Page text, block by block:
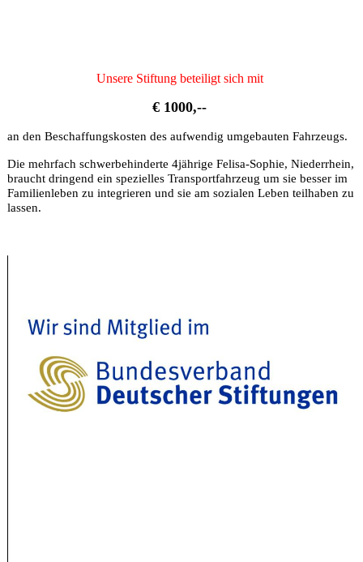
Unsere Stiftung beteiligt sich mit
€ 1000,--
an den Beschaffungskosten des aufwendig umgebauten Fahrzeugs.
Die mehrfach schwerbehinderte 4jährige Felisa-Sophie, Niederrhein,
braucht dringend ein spezielles Transportfahrzeug um sie besser im
Familienleben zu integrieren und sie am sozialen Leben teilhaben zu
lassen.